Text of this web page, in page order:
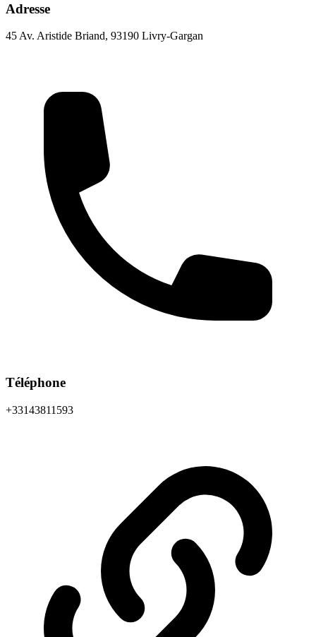
Adresse
45 Av. Aristide Briand, 93190 Livry-Gargan
Téléphone
+33143811593